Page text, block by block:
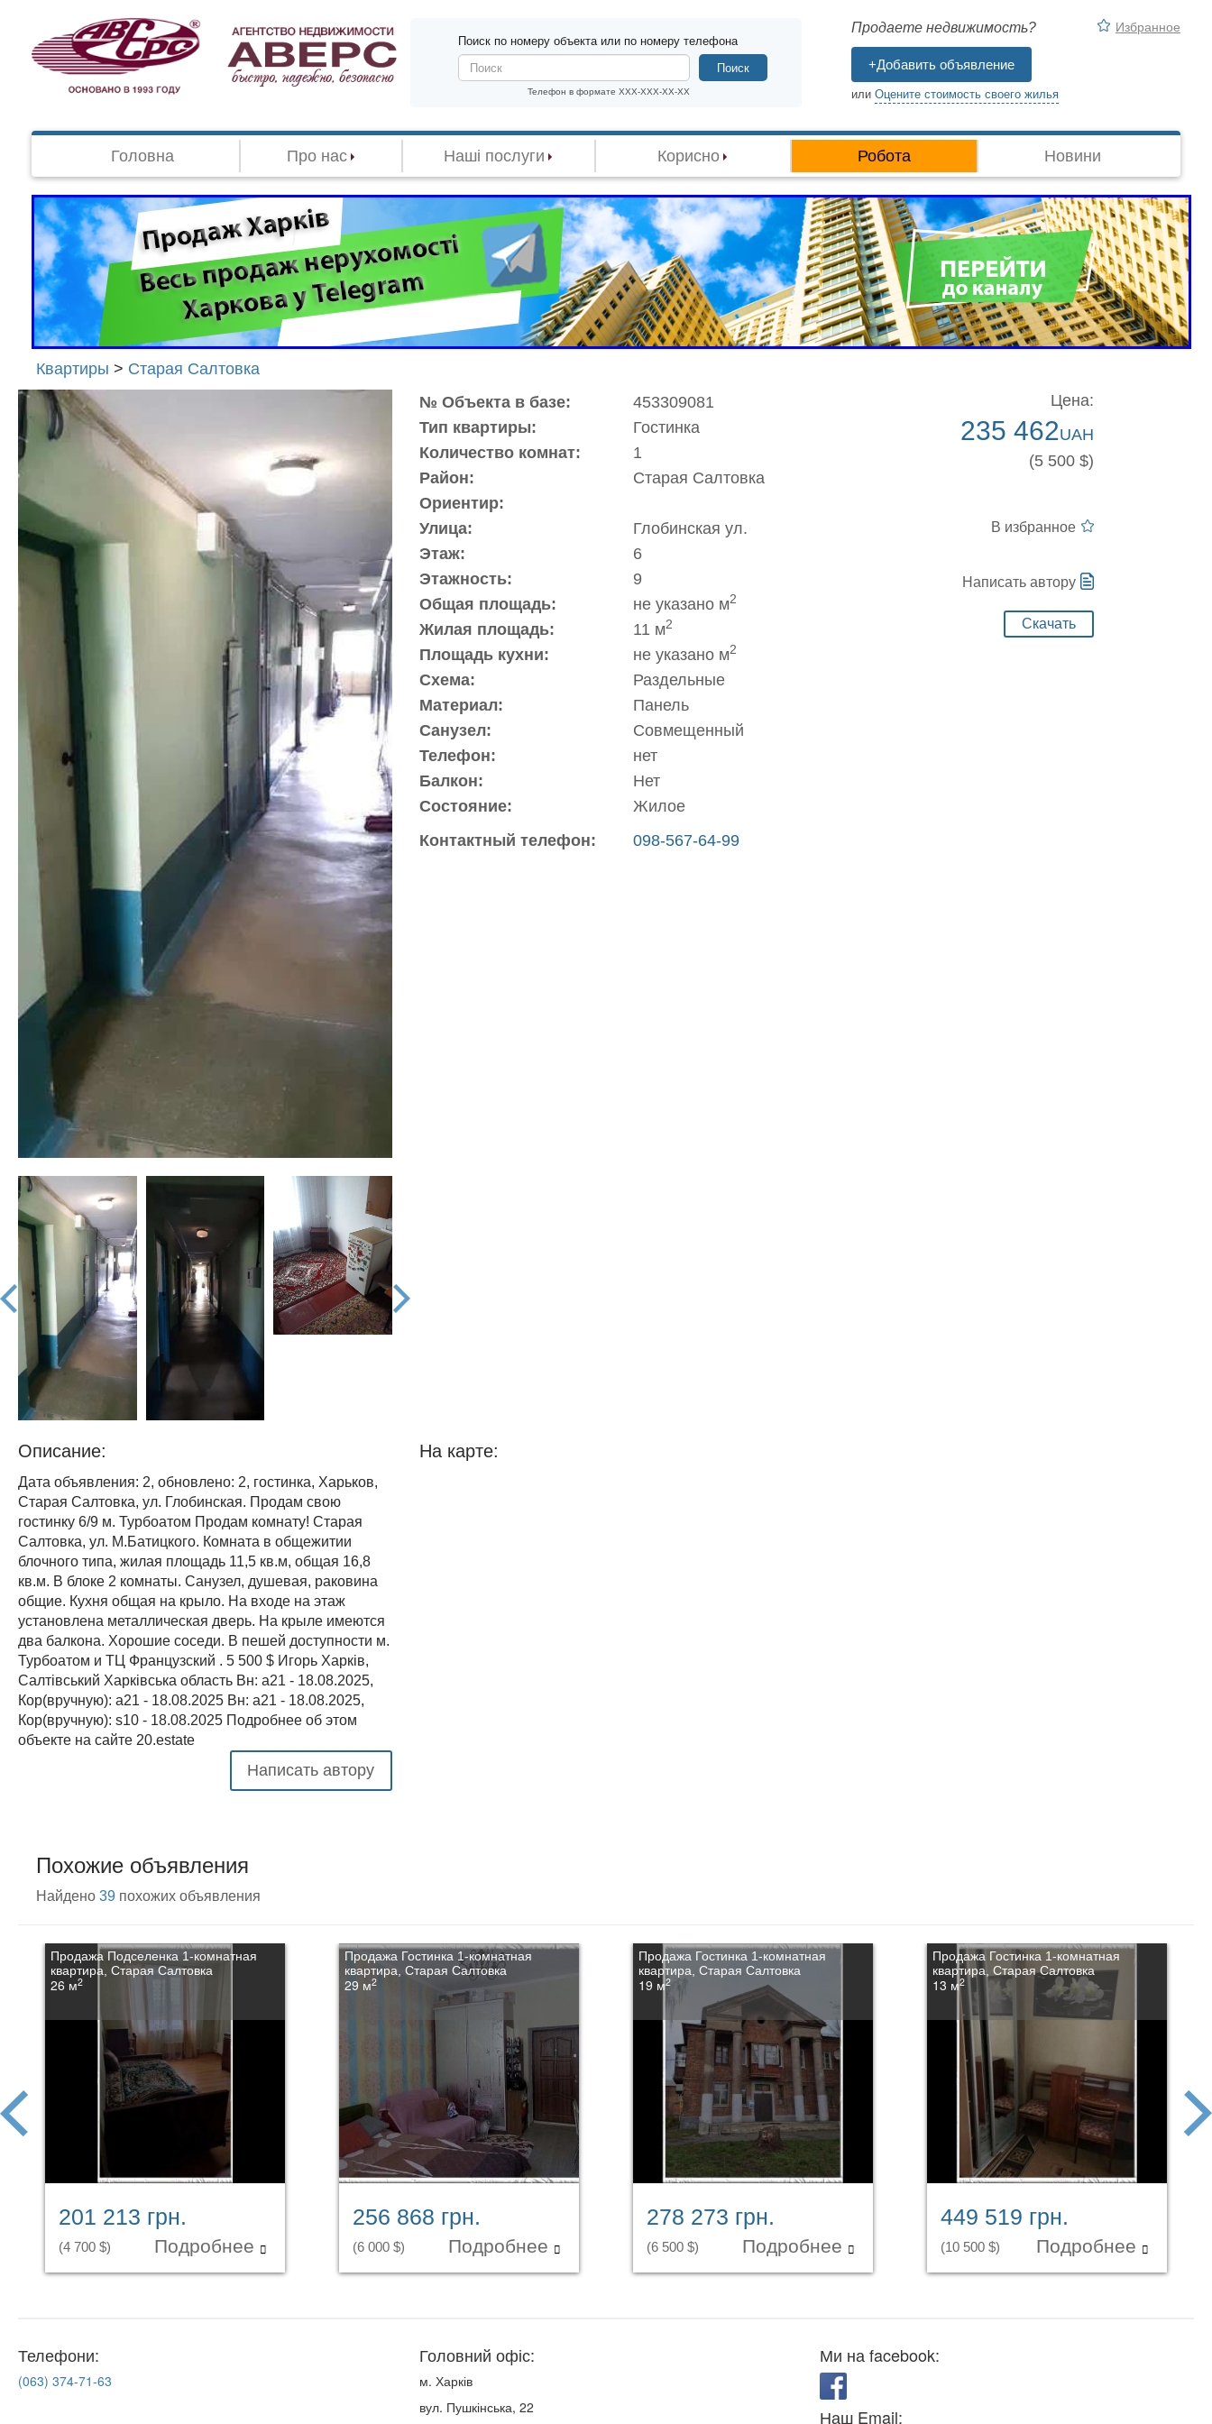
Поиск по номеру объекта или по номеру телефона
Телефон в формате XXX-XXX-XX-XX
Поиск
Продаете недвижимость?
+Добавить объявление
или Оцените стоимость своего жилья
Избранное
Головна Про нас Наші послуги Корисно Робота Новини
Квартиры > Старая Салтовка
Агенство
недвижимости
"Аверс"
prev
next
№ Объекта в базе:
453309081
Тип квартиры:
Гостинка
Количество комнат:
1
Район:
Старая Салтовка
Ориентир:
Улица:
Глобинская ул.
Этаж:
6
Этажность:
9
Общая площадь:
не указано м2
Жилая площадь: 11 м2
Площадь кухни: не указано м2
Схема:
Раздельные
Материал:
Панель
Санузел:
Совмещенный
Телефон:
нет
Балкон:
Нет
Состояние:
Жилое
Контактный телефон:
098-567-64-99
Цена:
235 462UAH
(5 500 $)
В избранное
Написать автору
Скачать
Описание:
Дата объявления: 2, обновлено: 2, гостинка, Харьков,
Старая Салтовка, ул. Глобинская. Продам свою
гостинку 6/9 м. Турбоатом Продам комнату! Старая
Салтовка, ул. М.Батицкого. Комната в общежитии
блочного типа, жилая площадь 11,5 кв.м, общая 16,8
кв.м. В блоке 2 комнаты. Санузел, душевая, раковина
общие. Кухня общая на крыло. На входе на этаж
установлена металлическая дверь. На крыле имеются
два балкона. Хорошие соседи. В пешей доступности м.
Турбоатом и ТЦ Французский . 5 500 $ Игорь Харків,
Салтівський Харківська область Вн: a21 - 18.08.2025,
Кор(вручную): a21 - 18.08.2025 Вн: a21 - 18.08.2025,
Кор(вручную): s10 - 18.08.2025 Подробнее об этом
объекте на сайте 20.estate
Написать автору
На карте:
Похожие объявления
Найдено 39 похожих объявления
Продажа Подселенка 1-комнатная
квартира, Старая Салтовка
26 м2
201 213 грн.
(4 700 $) Подробнее
Продажа Гостинка 1-комнатная
квартира, Старая Салтовка
29 м2
256 868 грн.
(6 000 $) Подробнее
Продажа Гостинка 1-комнатная
квартира, Старая Салтовка
19 м2
278 273 грн.
(6 500 $) Подробнее
Продажа Гостинка 1-комнатная
квартира, Старая Салтовка
13 м2
449 519 грн.
(10 500 $) Подробнее
prev
next
Телефони:
(063) 374-71-63
Головний офіс:
м. Харків
вул. Пушкінська, 22
Ми на facebook:
Наш Email: